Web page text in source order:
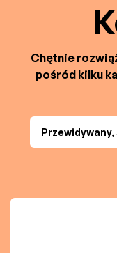
Chętnie
pośród kilku